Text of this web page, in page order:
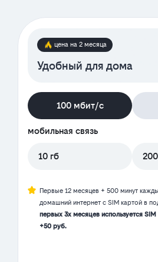
цена на 2 месяца
Удобный для дома
100 мбит/с
мобильная связь
10 гб
Первые 12 месяцев + 500 минут
домашний интернет с SIM картой в
первых 3х месяцев используется
+50 руб.